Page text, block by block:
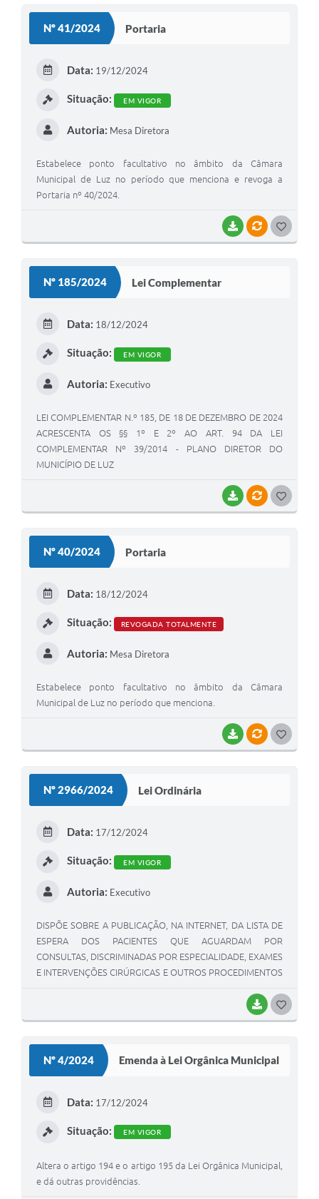
Nº 41/2024 Portaria
BAIXARVÍNCULOS
Data: 19/12/2024
Situação: EM VIGOR
Autoria: Mesa Diretora
Estabelece ponto facultativo no âmbito da Câmara
Municipal de Luz no período que menciona e revoga a
Portaria nº 40/2024.
Nº 185/2024 Lei Complementar
BAIXARVÍNCULOS
Data: 18/12/2024
Situação: EM VIGOR
Autoria: Executivo
LEI COMPLEMENTAR N.º 185, DE 18 DE DEZEMBRO DE 2024
ACRESCENTA OS §§ 1º E 2º AO ART. 94 DA LEI
COMPLEMENTAR Nº 39/2014 - PLANO DIRETOR DO
MUNICÍPIO DE LUZ
Nº 40/2024 Portaria
BAIXARVÍNCULOS
Data: 18/12/2024
Situação: REVOGADA TOTALMENTE
Autoria: Mesa Diretora
Estabelece ponto facultativo no âmbito da Câmara
Municipal de Luz no período que menciona.
Nº 2966/2024 Lei Ordinária
BAIXAR
Data: 17/12/2024
Situação: EM VIGOR
Autoria: Executivo
DISPÕE SOBRE A PUBLICAÇÃO, NA INTERNET, DA LISTA DE
ESPERA DOS PACIENTES QUE AGUARDAM POR
CONSULTAS, DISCRIMINADAS POR ESPECIALIDADE, EXAMES
E INTERVENÇÕES CIRÚRGICAS E OUTROS PROCEDIMENTOS
Nº 4/2024 Emenda à Lei Orgânica Municipal
Data: 17/12/2024
Situação: EM VIGOR
Altera o artigo 194 e o artigo 195 da Lei Orgânica Municipal,
e dá outras providências.